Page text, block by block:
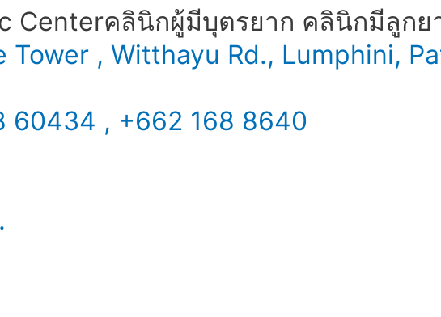
Center​ คลินิกผู้มีบุตรยาก คลินิกมีลูกย
Tower , Witthayu Rd., Lumphini,
60434 , +662 168 8640